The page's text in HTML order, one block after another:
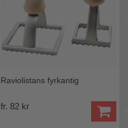
Raviolistans fyrkantig
fr. 82 kr